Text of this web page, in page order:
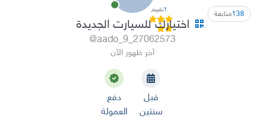
138متابعة 1تقييم
اختيارك للسيارت الجديدة
@aado_9_27062573
آخر ظهور الآن
قبل
سنتين
دفع
العمولة